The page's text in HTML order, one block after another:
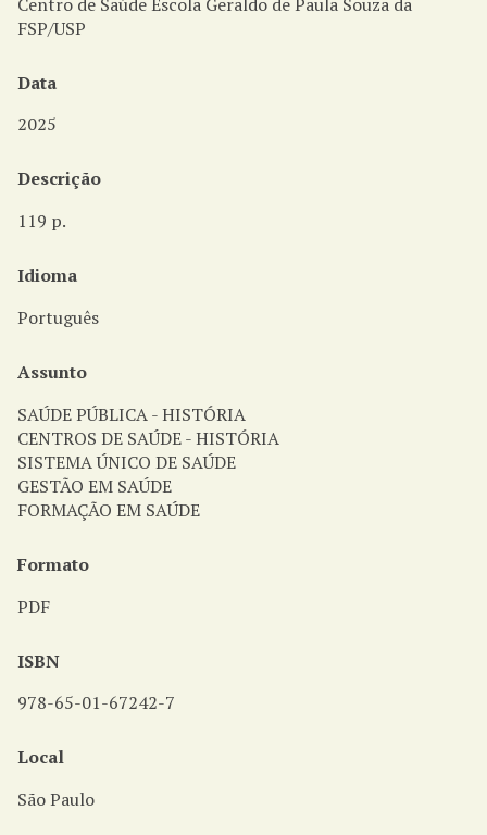
FSP/USP
Data
2025
Descrição
119 p.
Idioma
Português
Assunto
SAÚDE PÚBLICA - HISTÓRIA
CENTROS DE SAÚDE - HISTÓRIA
SISTEMA ÚNICO DE SAÚDE
GESTÃO EM SAÚDE
FORMAÇÃO EM SAÚDE
Formato
PDF
ISBN
978-65-01-67242-7
Local
São Paulo